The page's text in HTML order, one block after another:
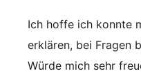
Ich hoffe ich konnte
erklären, bei Fragen
Würde mich sehr